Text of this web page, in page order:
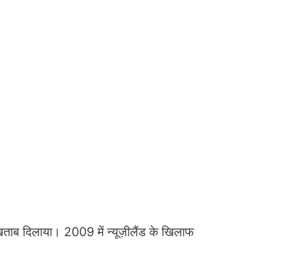
दिलाया। 2009 में न्यूज़ीलैंड के खिलाफ